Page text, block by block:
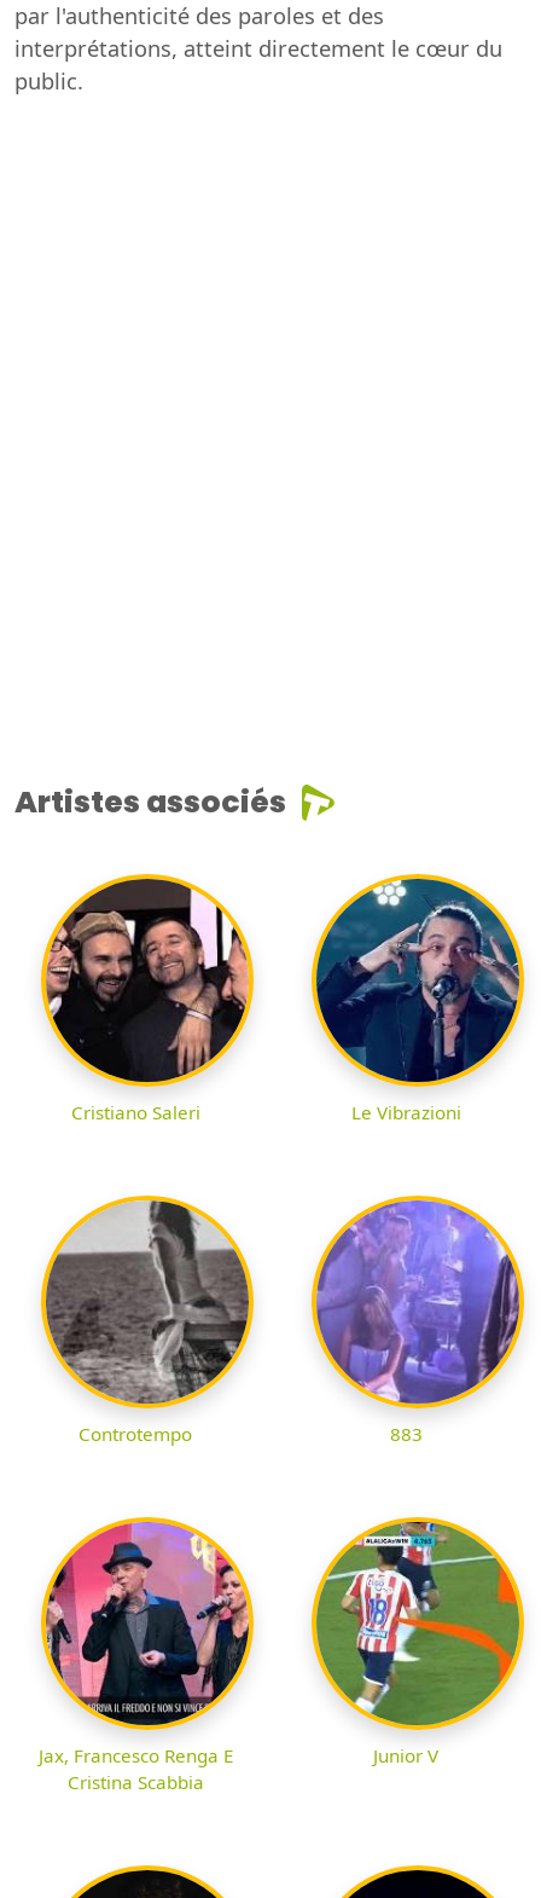
par l'authenticité des paroles et des
interprétations, atteint directement le cœur du
public.
Artistes associés
Cristiano Saleri Le Vibrazioni
Controtempo 883
Jax, Francesco Renga E
Cristina Scabbia
Junior V